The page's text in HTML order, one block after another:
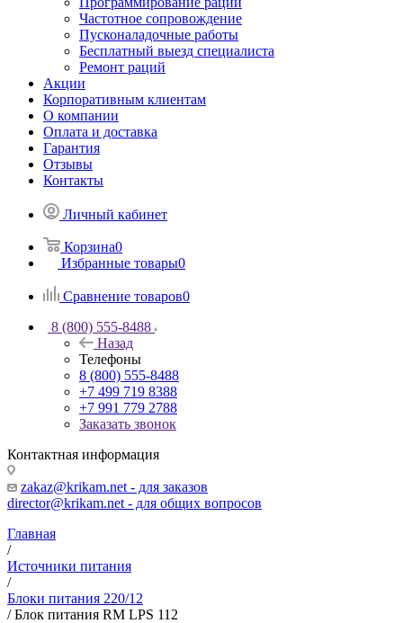
Частотное сопровождение
Пусконаладочные работы
Бесплатный выезд специалиста
Ремонт раций
Акции
Корпоративным клиентам
О компании
Оплата и доставка
Гарантия
Отзывы
Контакты
Личный кабинет
Корзина0
Избранные товары0
Сравнение товаров0
8 (800) 555-8488
Назад
Телефоны
8 (800) 555-8488
+7 499 719 8388
+7 991 779 2788
Заказать звонок
Контактная информация
zakaz@krikam.net - для заказов
director@krikam.net - для общих вопросов
Главная
/
Источники питания
/
Блоки питания 220/12
/Блок питания RM LPS 112